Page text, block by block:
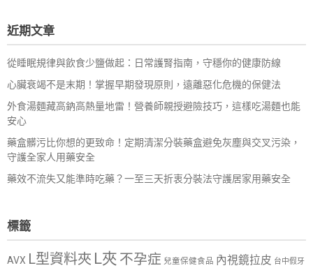
字:
近期文章
從睡眠規律與飲食少鹽做起：日常護腎指南，守穩你的健康防線
心臟衰竭不是末期！掌握早期發現原則，遠離惡化危機的保健法
外食湯麵藏高鈉高熱量地雷！營養師親授避險技巧，這樣吃湯麵也能
安心
藥盒髒污比你想的更致命！定期清潔分裝藥盒避免灰塵與交叉污染，
守護全家人用藥安全
藥效不流失又能準時吃藥？一至三天折衷分裝法守護居家用藥安全
標籤
AVX L型資料夾 L夾 不孕症 兒童保健食品 內視鏡拉皮 台中假牙